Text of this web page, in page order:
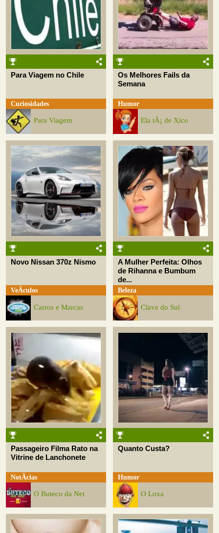
Para Viagem no Chile
Curiosidades
Para Viagem
Os Melhores Fails da
Semana
Humor
Ela tÃ¡ de Xico
Novo Nissan 370z Nismo
VeÃ­culos
Carros e Marcas
A Mulher Perfeita: Olhos
de Rihanna e Bumbum
de...
Beleza
Clave do Sul
Passageiro Filma Rato na
Vitrine de Lanchonete
NotÃ­cias
O Buteco da Net
Quanto Custa?
Humor
O Loxa